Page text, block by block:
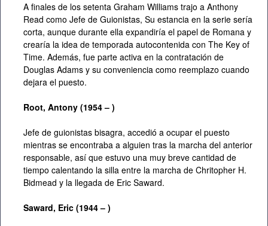
A finales de los setenta Graham Williams trajo a Anthony
Read como Jefe de Guionistas, Su estancia en la serie sería
corta, aunque durante ella expandiría el papel de Romana y
crearía la idea de temporada autocontenida con The Key of
Time. Además, fue parte activa en la contratación de
Douglas Adams y su conveniencia como reemplazo cuando
dejara el puesto.
Root, Antony (1954 – )
Jefe de guionistas bisagra, accedió a ocupar el puesto
mientras se encontraba a alguien tras la marcha del anterior
responsable, así que estuvo una muy breve cantidad de
tiempo calentando la silla entre la marcha de Chritopher H.
Bidmead y la llegada de Eric Saward.
Saward, Eric (1944 – )